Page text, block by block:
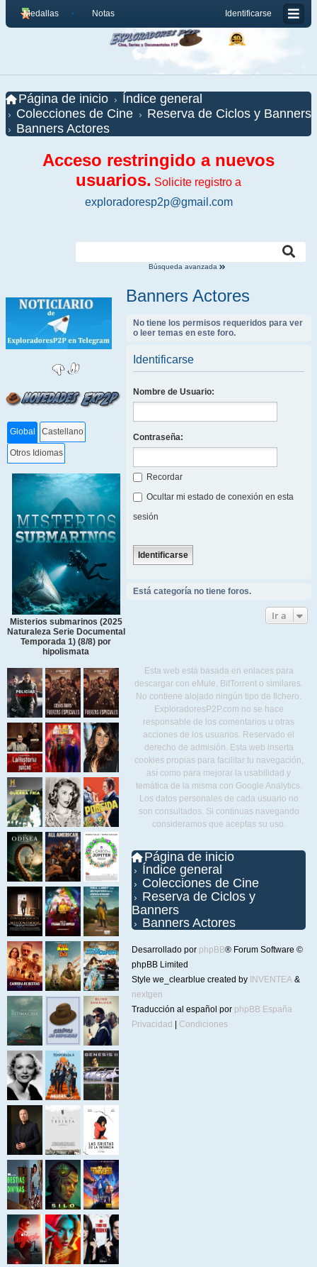
Identificarse
Medallas Notas
Página de inicio
Índice general
Colecciones de Cine
Reserva de Ciclos y Banners
Banners Actores
Acceso restringido a nuevos
usuarios. Solicite registro a
exploradoresp2p@gmail.com
Búsqueda avanzada
Global Castellano
Otros Idiomas
Misterios submarinos (2025
Naturaleza Serie Documental
Temporada 1) (8/8) por
hipolismata
Banners Actores
No tiene los permisos requeridos para ver
o leer temas en este foro.
Identificarse
Nombre de Usuario:
Contraseña:
Recordar
Ocultar mi estado de conexión en esta
sesión
Está categoría no tiene foros.
Ir a
Esta web está basada en enlaces para
descargar con eMule, BitTorrent o similares.
No contiene alojado ningún tipo de fichero.
ExploradoresP2P.com no se hace
responsable de los comentarios u otras
acciones de los usuarios. Reservado el
derecho de admisión. Esta web inserta
cookies propias para facilitar tu navegación,
así como para mejorar la usabilidad y
temática de la misma con Google Analytics.
Los datos personales de cada usuario no
son consultados. Si continuas navegando
consideramos que aceptas su uso.
Página de inicio
Índice general
Colecciones de Cine
Reserva de Ciclos y
Banners
Banners Actores
Desarrollado por phpBB® Forum Software ©
phpBB Limited
Style we_clearblue created by INVENTEA &
nextgen
Traducción al español por phpBB España
Privacidad
Condiciones